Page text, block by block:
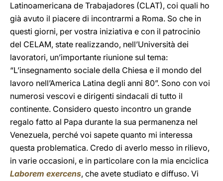
Latinoamericana de Trabajadores (CLAT), coi quali ho
già avuto il piacere di incontrarmi a Roma. So che in
questi giorni, per vostra iniziativa e con il patrocinio
del CELAM, state realizzando, nell’Università dei
lavoratori, un’importante riunione sul tema:
“L’insegnamento sociale della Chiesa e il mondo del
lavoro nell’America Latina degli anni 80”. Sono con voi
numerosi vescovi e dirigenti sindacali di tutto il
continente. Considero questo incontro un grande
regalo fatto al Papa durante la sua permanenza nel
Venezuela, perché voi sapete quanto mi interessa
questa problematica. Credo di averlo messo in rilievo,
in varie occasioni, e in particolare con la mia enciclica
Laborem exercens, che avete studiato e diffuso. Vi